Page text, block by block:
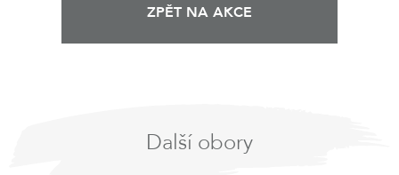
ZPĚT NA AKCE
Další obory